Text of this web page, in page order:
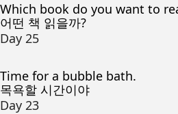
Which book do you want to
어떤 책 읽을까?
Day 25
Time for a bubble bath.
목욕할 시간이야
Day 23